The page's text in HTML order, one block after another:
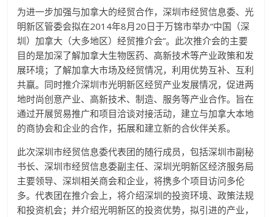
为进一步加强与加拿大的经贸合作，深圳市经贸信息委、光
明新区管委会拟在2014年8月20日于万锦市举办“中国（深
圳）加拿大（大多地区）经贸推介会”。此次推介会的主要
目的是加深了解加拿大生物医药、高新技术等产业政策和发
展环境；了解加拿大市场及经贸情况，利用优势互补、互利
共赢。同时推介深圳市光明新区经贸产业发展情况，促进两
地时尚创意产业、高新技术、制造、服务等产业合作。旨在
通过开展贸易推广和项目洽谈对接活动，建立与加拿大本地
的商协会和企业的合作，拓展和建立新的合伙伴关系。
此次深圳市经贸信息委代表团的随行成员，包括深圳市副秘
书长、深圳市经贸信息委副主任、深圳光明新区经济服务局
主要领导、深圳相关商会和企业，将携多个项目访问多伦
多。代表团在推介会上，将介绍深圳的投资环境、政策法规
和投资机会；并介绍光明新区的投资优势，拟引进的产业，